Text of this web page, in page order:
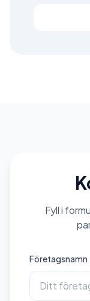
Fyll i
Företagsnamn